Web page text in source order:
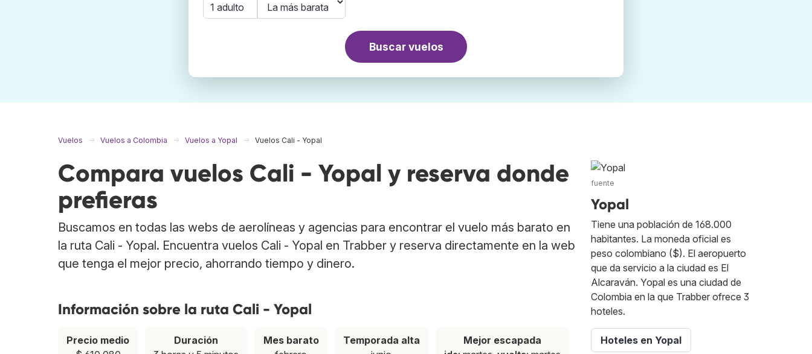
1 adulto
Buscar vuelos
Vuelos Vuelos a Colombia Vuelos a Yopal Vuelos Cali - Yopal
Compara vuelos Cali - Yopal y reserva donde
prefieras
Buscamos en todas las webs de aerolíneas y agencias para encontrar el vuelo más barato en
la ruta Cali - Yopal. Encuentra vuelos Cali - Yopal en Trabber y reserva directamente en la web
que tenga el mejor precio, ahorrando tiempo y dinero.
Información sobre la ruta Cali - Yopal
Precio medio
Duración
Mes barato
Temporada alta
Mejor escapada
fuente
Yopal
Tiene una población de 168.000
habitantes. La moneda oficial es
peso colombiano ($). El aeropuerto
que da servicio a la ciudad es El
Alcaraván. Yopal es una ciudad de
Colombia en la que Trabber ofrece 3
hoteles.
Hoteles en Yopal